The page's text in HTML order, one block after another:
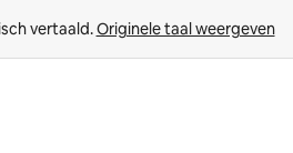
vertaald. Originele taal weergeven